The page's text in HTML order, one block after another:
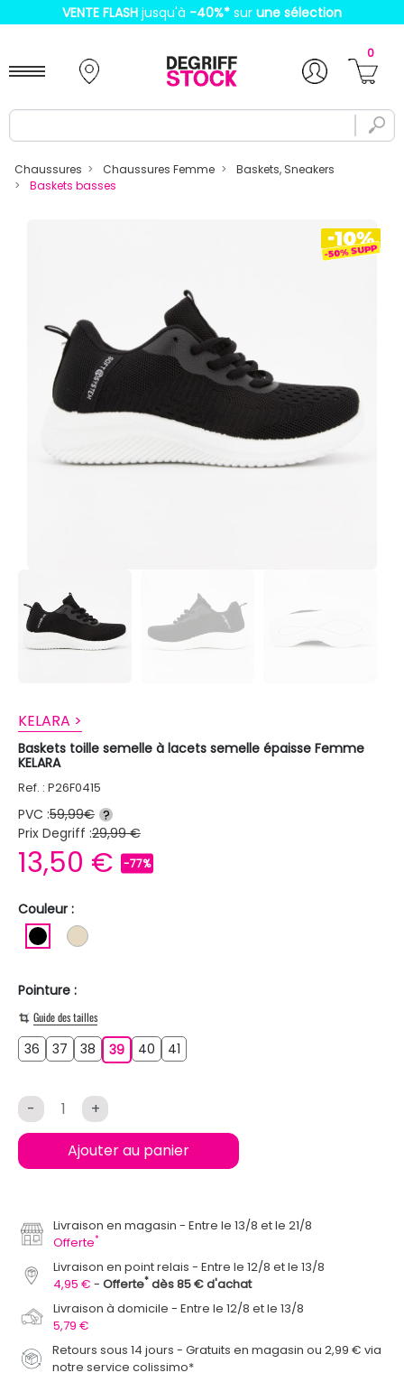
VENTE FLASH jusqu'à -40%* sur une sélection
0
Chaussures Chaussures Femme
Baskets, Sneakers
Baskets basses
KELARA >
Baskets toille semelle à lacets semelle épaisse Femme
KELARA
Ref. : P26F0415
PVC :59,99€ ?
Prix Degriff :29,99 €
13,50 € -77%
Couleur :
NOIR BEIGE
Pointure :
Guide des tailles
36 3637 3738 383939 40 4041
- +
Ajouter au panier
Livraison en magasin
Entre le 13/8 et le 21/8
Offerte*
Livraison en point relais
Entre le 12/8 et le 13/8
4,95 €
Offerte* dès 85 € d'achat
Livraison à domicile
Entre le 12/8 et le 13/8
5,79 €
Retours sous 14 jours - Gratuits en magasin ou 2,99 € via
notre service colissimo*